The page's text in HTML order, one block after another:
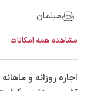
مبلمان
مشاهده همه امکانات